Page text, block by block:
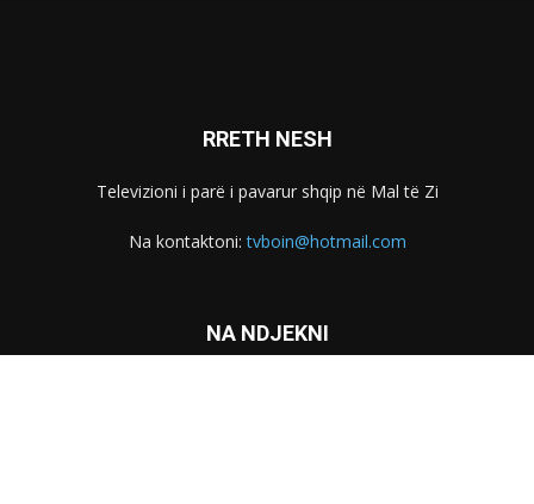
RRETH NESH
Televizioni i parë i pavarur shqip në Mal të Zi
Na kontaktoni:tvboin@hotmail.com
NA NDJEKNI